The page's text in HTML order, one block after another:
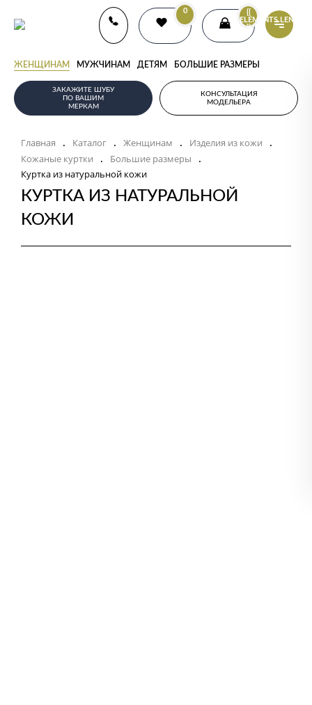
0
{{
ELEMENTS.LENGTH
}}
ЖЕНЩИНАМ МУЖЧИНАМ ДЕТЯМ БОЛЬШИЕ РАЗМЕРЫ
ЗАКАЖИТЕ ШУБУ
ПО ВАШИМ
МЕРКАМ
КОНСУЛЬТАЦИЯ
МОДЕЛЬЕРА
Главная . Каталог . Женщинам . Изделия из кожи .
Кожаные куртки . Большие размеры .
Куртка из натуральной кожи
КУРТКА ИЗ НАТУРАЛЬНОЙ
КОЖИ